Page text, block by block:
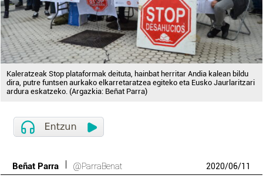
Kaleratzeak Stop plataformak deituta, hainbat herritar Andia kalean bildu
dira, putre funtsen aurkako elkarretaratzea egiteko eta Eusko Jaurlaritzari
ardura eskatzeko. (Argazkia: Beñat Parra)
Beñat Parra @ParraBenat 2020/06/11